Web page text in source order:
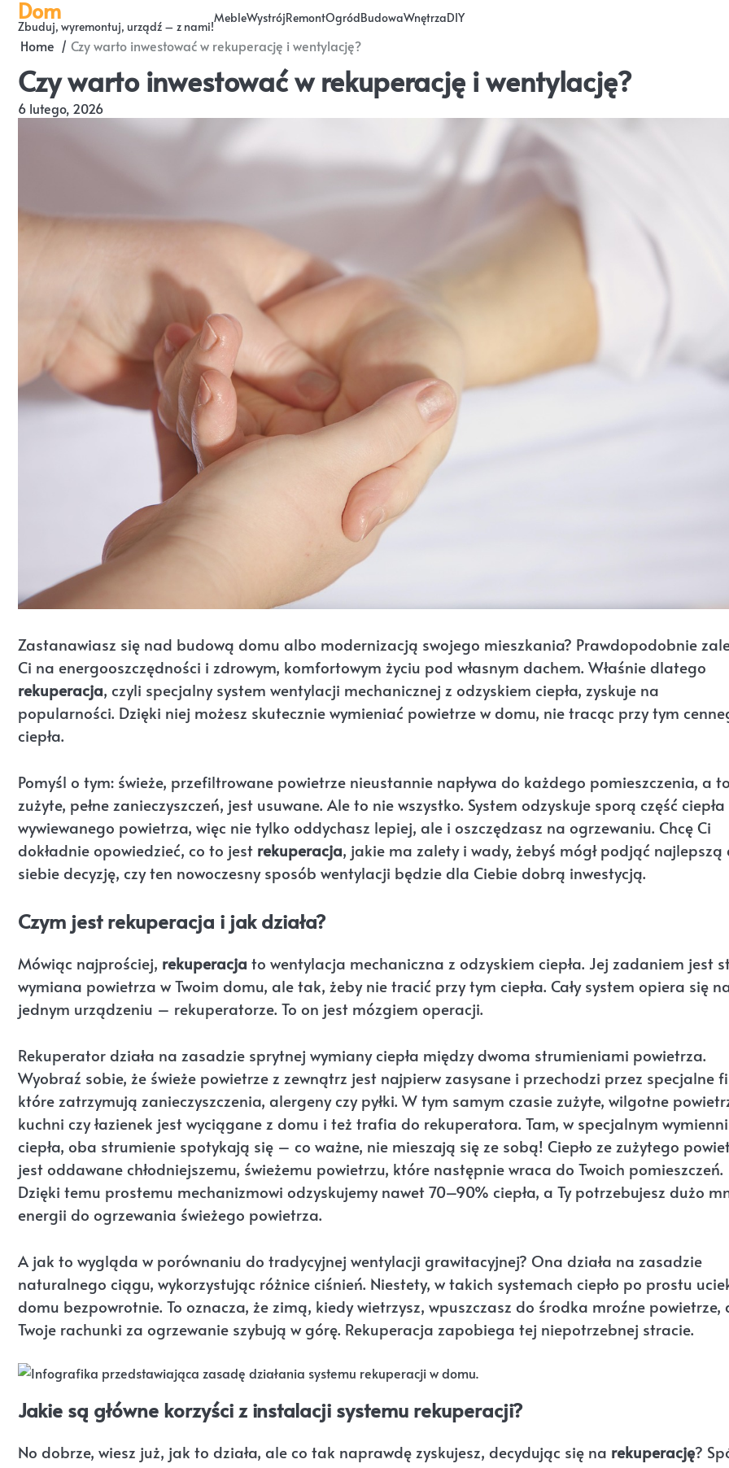
Skip
content
Dom
Zbuduj, wyremontuj, urządź – z nami!
MebleWystrójRemontOgródBudowaWnętrzaDIY
Home Czy warto inwestować w rekuperację i wentylację?
Czy warto inwestować w rekuperację i wentylację?
6 lutego, 2026
Zastanawiasz się nad budową domu albo modernizacją swojego mieszkania? Prawdopodobnie
Ci na energooszczędności i zdrowym, komfortowym życiu pod własnym dachem. Właśnie dlatego
rekuperacja, czyli specjalny system wentylacji mechanicznej z odzyskiem ciepła, zyskuje na
popularności. Dzięki niej możesz skutecznie wymieniać powietrze w domu, nie tracąc przy tym
ciepła.
Pomyśl o tym: świeże, przefiltrowane powietrze nieustannie napływa do każdego pomieszczenia, a to
zużyte, pełne zanieczyszczeń, jest usuwane. Ale to nie wszystko. System odzyskuje sporą część ciepła
wywiewanego powietrza, więc nie tylko oddychasz lepiej, ale i oszczędzasz na ogrzewaniu. Chcę Ci
dokładnie opowiedzieć, co to jest rekuperacja, jakie ma zalety i wady, żebyś mógł podjąć najlepszą
siebie decyzję, czy ten nowoczesny sposób wentylacji będzie dla Ciebie dobrą inwestycją.
Czym jest rekuperacja i jak działa?
Mówiąc najprościej, rekuperacja to wentylacja mechaniczna z odzyskiem ciepła. Jej zadaniem jest
wymiana powietrza w Twoim domu, ale tak, żeby nie tracić przy tym ciepła. Cały system opiera się
jednym urządzeniu – rekuperatorze. To on jest mózgiem operacji.
Rekuperator działa na zasadzie sprytnej wymiany ciepła między dwoma strumieniami powietrza.
Wyobraź sobie, że świeże powietrze z zewnątrz jest najpierw zasysane i przechodzi przez specjalne
które zatrzymują zanieczyszczenia, alergeny czy pyłki. W tym samym czasie zużyte, wilgotne
kuchni czy łazienek jest wyciągane z domu i też trafia do rekuperatora. Tam, w specjalnym
ciepła, oba strumienie spotykają się – co ważne, nie mieszają się ze sobą! Ciepło ze zużytego
jest oddawane chłodniejszemu, świeżemu powietrzu, które następnie wraca do Twoich pomieszczeń.
Dzięki temu prostemu mechanizmowi odzyskujemy nawet 70–90% ciepła, a Ty potrzebujesz dużo
energii do ogrzewania świeżego powietrza.
A jak to wygląda w porównaniu do tradycyjnej wentylacji grawitacyjnej? Ona działa na zasadzie
naturalnego ciągu, wykorzystując różnice ciśnień. Niestety, w takich systemach ciepło po prostu
domu bezpowrotnie. To oznacza, że zimą, kiedy wietrzysz, wpuszczasz do środka mroźne powietrze,
Twoje rachunki za ogrzewanie szybują w górę. Rekuperacja zapobiega tej niepotrzebnej stracie.
Jakie są główne korzyści z instalacji systemu rekuperacji?
No dobrze, wiesz już, jak to działa, ale co tak naprawdę zyskujesz, decydując się na rekuperację?